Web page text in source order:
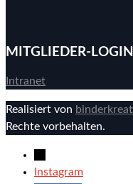
MITGLIEDER-LOGIN
Intranet
Realisiert von
Rechte vorbehalten.
Instagram